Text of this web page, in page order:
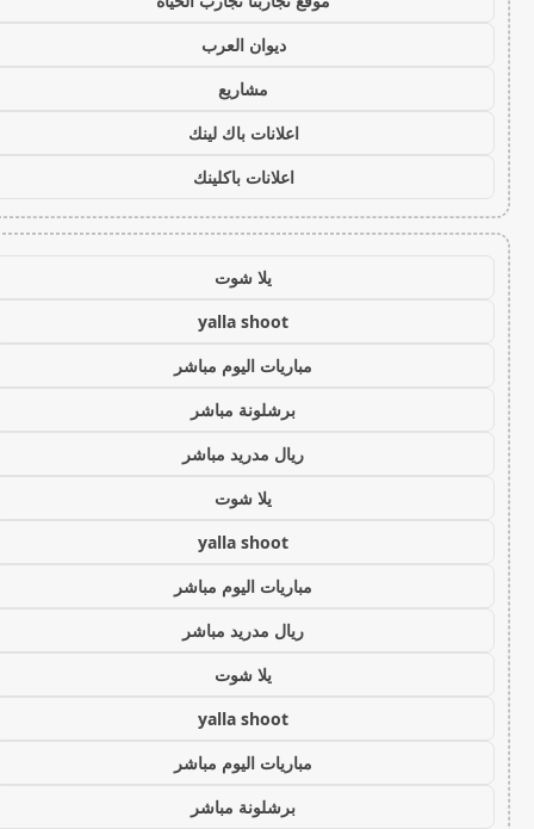
ديوان العرب
مشاريع
اعلانات باك لينك
اعلانات باكلينك
يلا شوت
yalla shoot
مباريات اليوم مباشر
برشلونة مباشر
ريال مدريد مباشر
يلا شوت
yalla shoot
مباريات اليوم مباشر
ريال مدريد مباشر
يلا شوت
yalla shoot
مباريات اليوم مباشر
برشلونة مباشر